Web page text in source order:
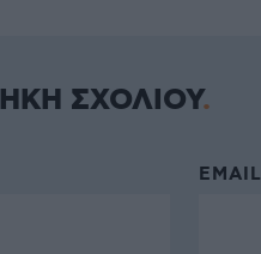
ΣΧΟΛΙΟΥ
EMAIL